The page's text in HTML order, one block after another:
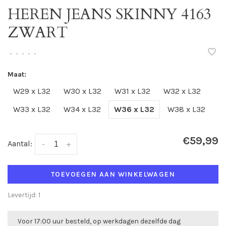
HEREN JEANS SKINNY 4163
ZWART
• • • • •
Maat:
W29 x L32 W30 x L32 W31 x L32
W32 x L32
W33 x L32
W34 x L32 W36 x L32 W38 x L32
Aantal: +
- €59,99
TOEVOEGEN AAN WINKELWAGEN
Levertijd: 1
Voor 17:00 uur besteld, op werkdagen dezelfde dag